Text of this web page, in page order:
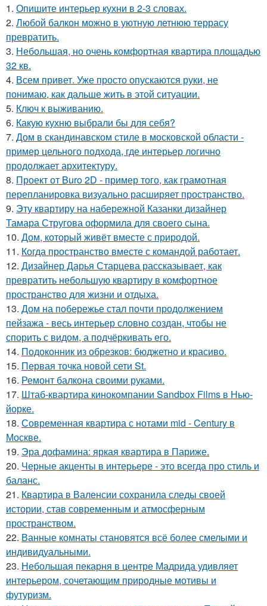
1. Опишите интерьер кухни в 2-3 словах.
2. Любой балкон можно в уютную летнюю террасу
превратить.
3. Небольшая, но очень комфортная квартира площадью
32 кв.
4. Всем привет. Уже просто опускаются руки, не
понимаю, как дальше жить в этой ситуации.
5. Ключ к выживанию.
6. Какую кухню выбрали бы для себя?
7. Дом в скандинавском стиле в московской области -
пример цельного подхода, где интерьер логично
продолжает архитектуру.
8. Проект от Buro 2D - пример того, как грамотная
перепланировка визуально расширяет пространство.
9. Эту квартиру на набережной Казанки дизайнер
Тамара Стругова оформила для своего сына.
10. Дом, который живёт вместе с природой.
11. Когда пространство вместе с командой работает.
12. Дизайнер Дарья Старцева рассказывает, как
превратить небольшую квартиру в комфортное
пространство для жизни и отдыха.
13. Дом на побережье стал почти продолжением
пейзажа - весь интерьер словно создан, чтобы не
спорить с видом, а подчёркивать его.
14. Подоконник из обрезков: бюджетно и красиво.
15. Первая точка новой сети St.
16. Ремонт балкона своими руками.
17. Штаб-квартира кинокомпании Sandbox Films в Нью-
йорке.
18. Современная квартира с нотами mid - Century в
Москве.
19. Эра дофамина: яркая квартира в Париже.
20. Черные акценты в интерьере - это всегда про стиль и
баланс.
21. Квартира в Валенсии сохранила следы своей
истории, став современным и атмосферным
пространством.
22. Ванные комнаты становятся всё более смелыми и
индивидуальными.
23. Небольшая пекарня в центре Мадрида удивляет
интерьером, сочетающим природные мотивы и
футуризм.